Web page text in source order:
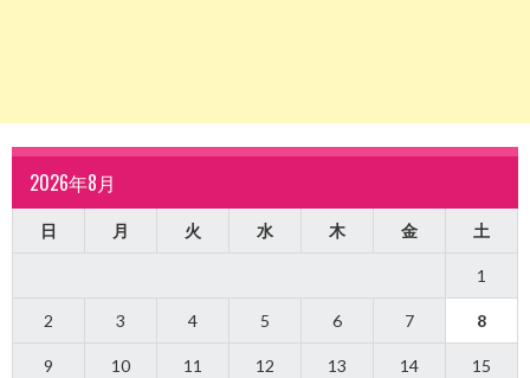
2026年8月
日 月 火 水 木 金 土
1
2 3 4 5 6 7 8
9 10 11 12 13 14 15